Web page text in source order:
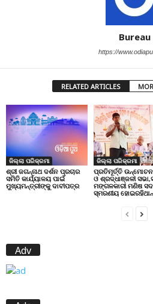
Bureau
https://
RELATED ARTICLES
ଜିଲ୍ଲା ପରିକ୍ରମା
ଶ୍ରୀ ଜଗନ୍ନାଥ ଦର୍ଶନ ପ୍ରଚାର
ସମିତି କାର୍ଯ୍ୟାଳୟ ପାଇଁ
ମୁଖ୍ୟମନ୍ତ୍ରୀଙ୍କୁ ଦାବୀପତ୍ର
ଜିଲ୍ଲା ପରିକ୍ରମା
ପ୍ରତିମୂର୍ତ୍ତି
ଓ ଶ୍ରଦ୍ଧାଞ୍ଜଳୀ
ମଙ୍ଗଳକାରୀ ମଣିଷ
ସ୍ମରଣୀୟ
Adv